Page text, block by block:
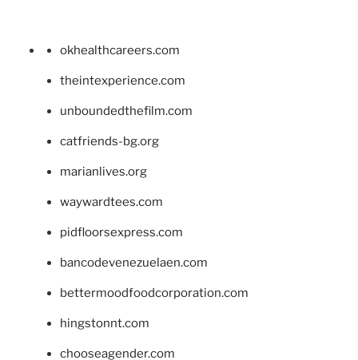
okhealthcareers.com
theintexperience.com
unboundedthefilm.com
catfriends-bg.org
marianlives.org
waywardtees.com
pidfloorsexpress.com
bancodevenezuelaen.com
bettermoodfoodcorporation.com
hingstonnt.com
chooseagender.com